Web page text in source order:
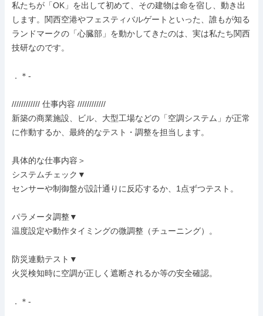
私たちが「OK」を出して初めて、その建物は命を宿し、動き出
します。関西空港やフェスティバルゲートといった、誰もが知る
ランドマークの「心臓部」を動かしてきたのは、実は私たち関西
技研なのです。
．＊-
//////////// 仕事内容 ////////////
新築の商業施設、ビル、大型工場などの「空調システム」が正常
に作動するか、最終的なテスト・調整を担当します。
具体的な仕事内容＞
システムチェック▼
センサーや制御盤が設計通りに反応するか、1点ずつテスト。
パラメータ調整▼
温度設定や動作タイミングの微調整（チューニング）。
防災連動テスト▼
火災検知時に空調が正しく遮断されるか等の安全確認。
．＊-